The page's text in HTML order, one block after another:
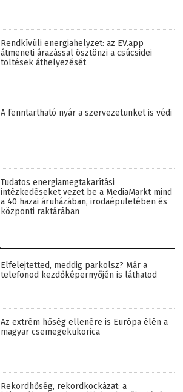
Rendkívüli energiahelyzet: az EV.app
átmeneti árazással ösztönzi a csúcsidei
töltések áthelyezését
A fenntartható nyár a szervezetünket is védi
Tudatos energiamegtakarítási
intézkedéseket vezet be a MediaMarkt mind
a 40 hazai áruházában, irodaépületében és
központi raktárában
Elfelejtetted, meddig parkolsz? Már a
telefonod kezdőképernyőjén is láthatod
Az extrém hőség ellenére is Európa élén a
magyar csemegekukorica
Rekordhőség, rekordkockázat: a